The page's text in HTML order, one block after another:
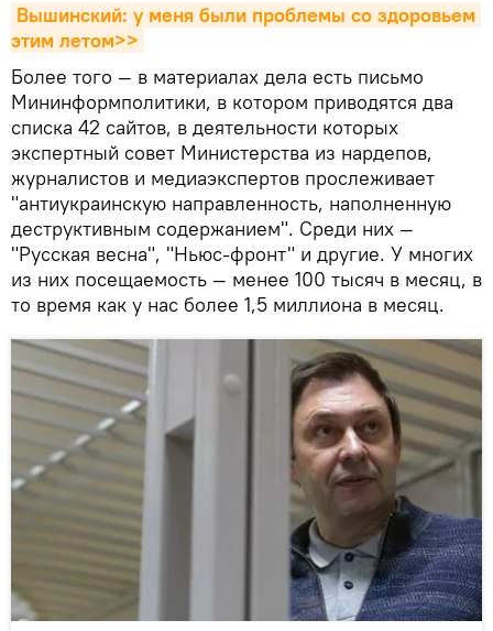
Вышинский: у меня были проблемы со здоровьем
этим летом>>
Более того — в материалах дела есть письмо
Мининформполитики, в котором приводятся два
списка 42 сайтов, в деятельности которых
экспертный совет Министерства из нардепов,
журналистов и медиаэкспертов прослеживает
"антиукраинскую направленность, наполненную
деструктивным содержанием". Среди них —
"Русская весна", "Ньюс-фронт" и другие. У многих
из них посещаемость — менее 100 тысяч в месяц, в
то время как у нас более 1,5 миллиона в месяц.